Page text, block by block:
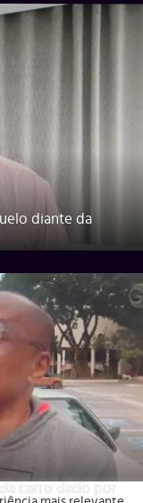
diante da
carro dado por